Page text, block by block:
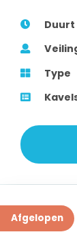
Type
Afgelopen